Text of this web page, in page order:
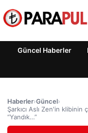
Güncel Haberler
Haberler›Güncel›
Şarkıcı Aslı Zen'in klibinin
“Yandık…”